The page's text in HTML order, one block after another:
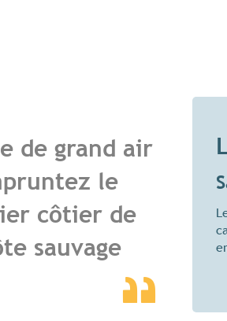
de grand air
le
côtier de
sauvage